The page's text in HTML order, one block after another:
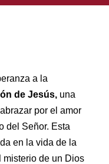
a la
de Jesús, una
por el amor
del Señor. Esta
en la vida de la
misterio de un Dios